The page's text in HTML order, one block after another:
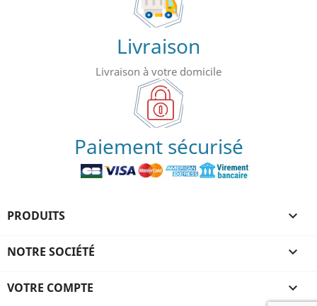
Livraison
Livraison à votre domicile
Paiement sécurisé
PRODUITS 
NOTRE SOCIÉTÉ 
VOTRE COMPTE 